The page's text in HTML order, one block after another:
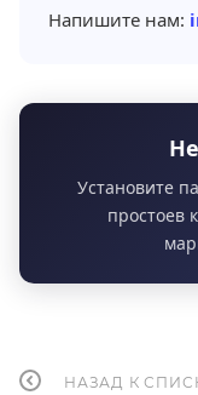
Напишите нам:
Установите
простоев
НАЗАД К